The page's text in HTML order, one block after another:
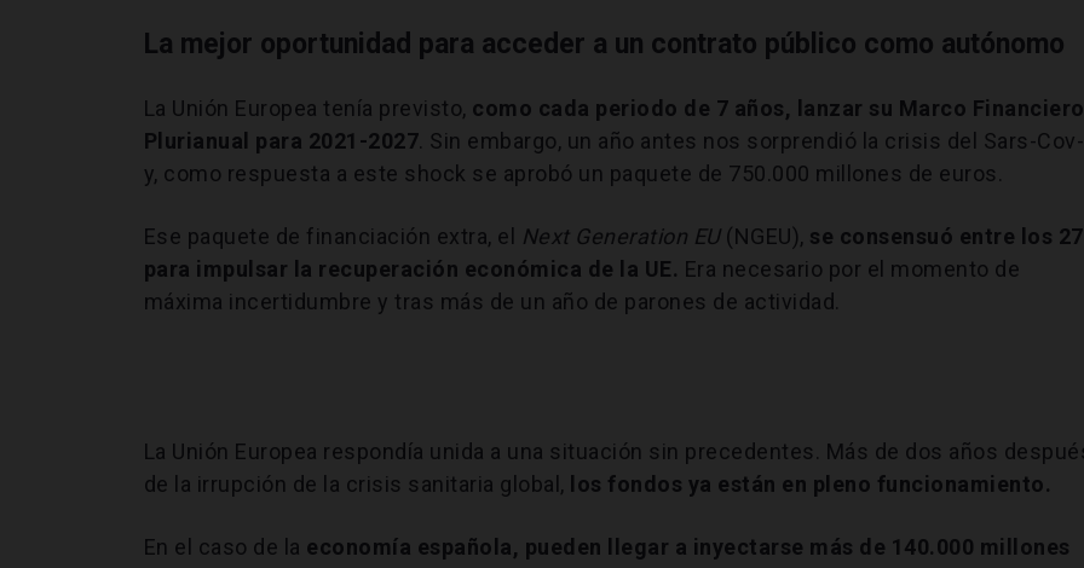
La mejor oportunidad para acceder a un contrato público como autónomo
La Unión Europea tenía previsto, como cada periodo de 7 años, lanzar su Marco Financiero
Plurianual para 2021-2027. Sin embargo, un año antes nos sorprendió la crisis del Sars-
y, como respuesta a este shock se aprobó un paquete de 750.000 millones de euros.
Ese paquete de financiación extra, el Next Generation EU (NGEU), se consensuó entre los 27
para impulsar la recuperación económica de la UE. Era necesario por el momento de
máxima incertidumbre y tras más de un año de parones de actividad.
La Unión Europea respondía unida a una situación sin precedentes. Más de dos años
de la irrupción de la crisis sanitaria global,
los fondos ya están en pleno funcionamiento.
En el caso de la economía española, pueden llegar a inyectarse más de 140.000 millones